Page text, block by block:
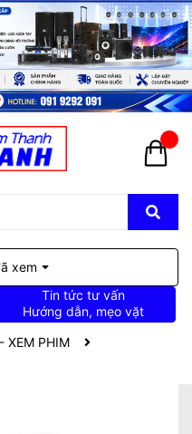
xem
Tin tức tư vấn
Hướng dẫn, mẹo vặt
XEM PHIM